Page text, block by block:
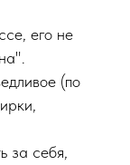
его не
(по
за себя,